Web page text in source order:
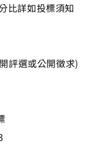
比詳如投標須知
評選或公開徵求)